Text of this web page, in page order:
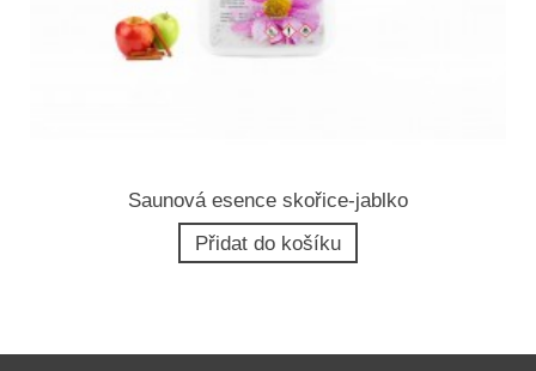
Saunová esence skořice-jablko
Přidat do košíku